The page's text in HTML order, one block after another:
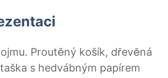
Proutěný košík, dřevěná
s hedvábným papírem